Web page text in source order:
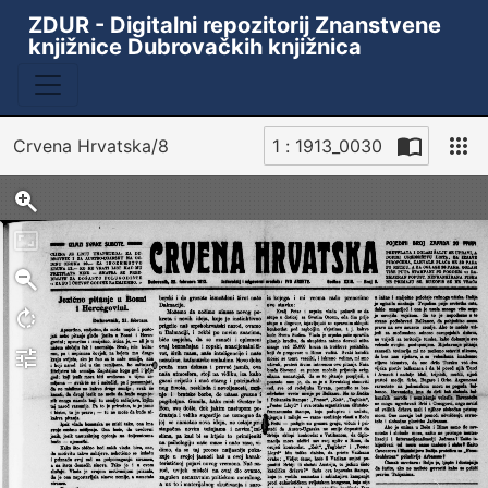
ZDUR - Digitalni repozitorij Znanstvene
knjižnice Dubrovačkih knjižnica
Crvena Hrvatska/8 1 : 1913_0030
Sken